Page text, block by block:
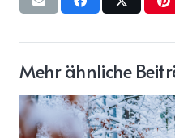
Mehr ähnliche